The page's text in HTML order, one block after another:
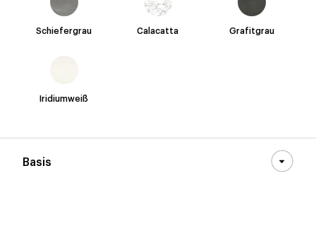
Schiefergrau Calacatta Grafitgrau
Iridiumweiß
Basis